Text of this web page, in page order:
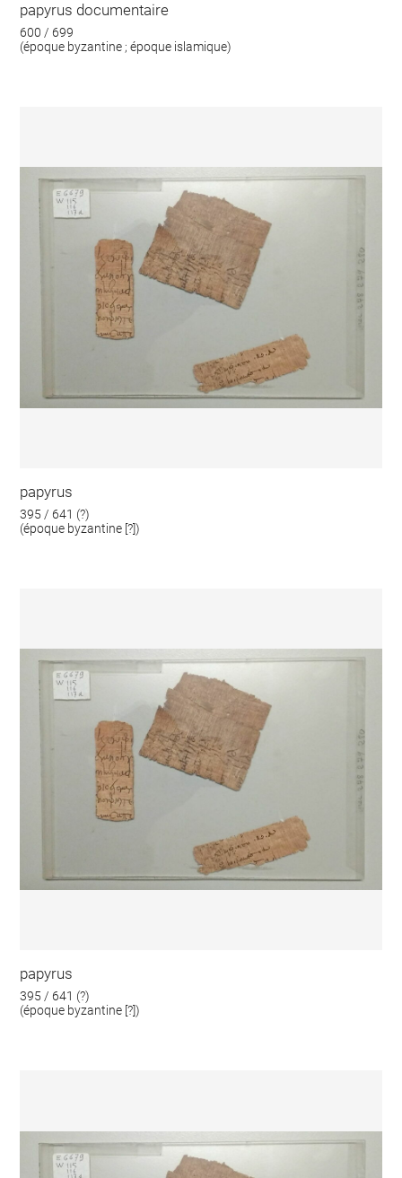
papyrus documentaire
600 / 699
(époque byzantine ; époque islamique)
papyrus
395 / 641 (?)
(époque byzantine [?])
papyrus
395 / 641 (?)
(époque byzantine [?])